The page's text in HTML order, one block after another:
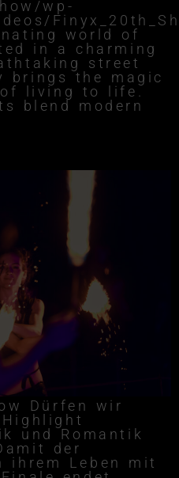
wp-
world of
in a charming
street
brings the magic
living to life.
blend modern
Dürfen wir
und Romantik
der
ihrem Leben mit